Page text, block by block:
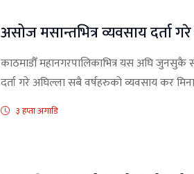
असोज मसान्तभित्र व्यवसाय दर्ता
काठमाडौँ महानगरपालिकाभित्र यस अघि जुनसुकै
दर्ता गरे अघिल्ला सबै वर्षहरुको व्यवसाय कर
३ हप्ता अगाडि